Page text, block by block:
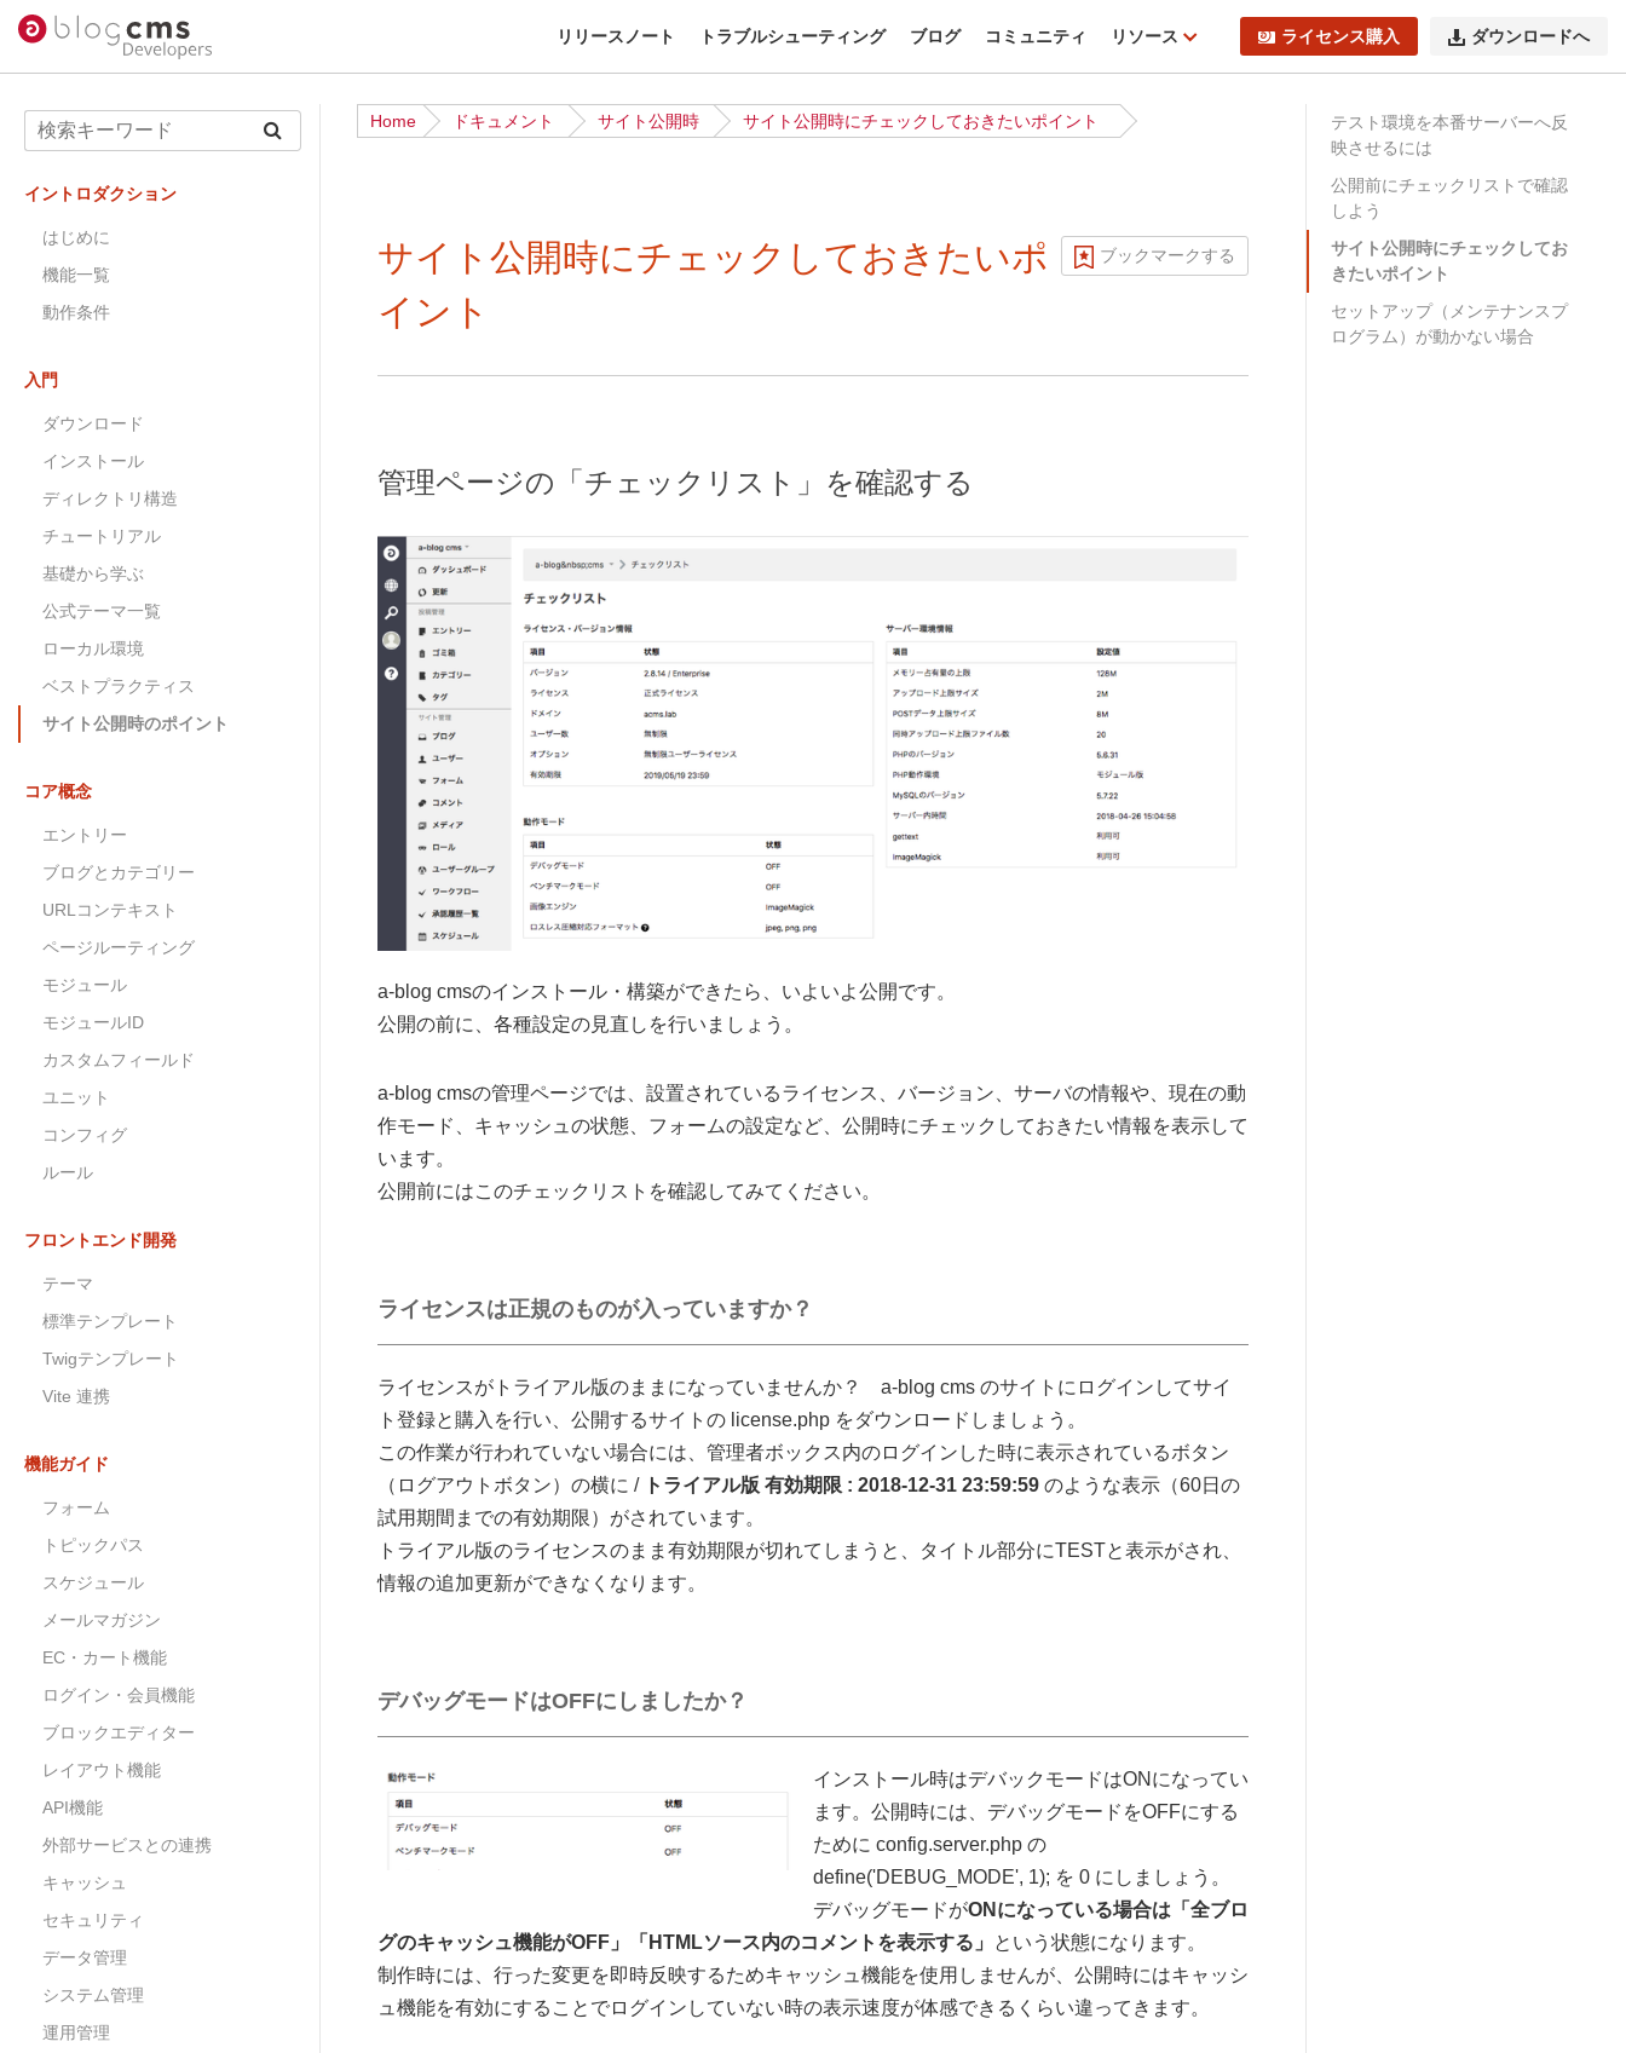
リリースノート トラブルシューティング ブログ コミュニティ リソース ライセンス購入 ダウンロードへ
Home ドキュメント サイト公開時 サイト公開時にチェックしておきたいポイント
ブックマークする
サイト公開時にチェックしておきたいポ
イント
管理ページの「チェックリスト」を確認する
a-blog cmsのインストール・構築ができたら、いよいよ公開です。
公開の前に、各種設定の見直しを行いましょう。
a-blog cmsの管理ページでは、設置されているライセンス、バージョン、サーバの情報や、現在の動
作モード、キャッシュの状態、フォームの設定など、公開時にチェックしておきたい情報を表示して
います。
公開前にはこのチェックリストを確認してみてください。
ライセンスは正規のものが入っていますか？
ライセンスがトライアル版のままになっていませんか？ a-blog cms のサイトにログインしてサイ
ト登録と購入を行い、公開するサイトの license.php をダウンロードしましょう。
この作業が行われていない場合には、管理者ボックス内のログインした時に表示されているボタン
（ログアウトボタン）の横に / トライアル版 有効期限 : 2018-12-31 23:59:59 のような表示（60日の
試用期間までの有効期限）がされています。
トライアル版のライセンスのまま有効期限が切れてしまうと、タイトル部分にTESTと表示がされ、
情報の追加更新ができなくなります。
デバッグモードはOFFにしましたか？
インストール時はデバックモードはONになってい
ます。公開時には、デバッグモードをOFFにする
ために config.server.php の
define('DEBUG_MODE', 1); を 0 にしましょう。
デバッグモードがONになっている場合は「全ブロ
グのキャッシュ機能がOFF」「HTMLソース内のコメントを表示する」
という状態になります。
制作時には、行った変更を即時反映するためキャッシュ機能を使用しませんが、公開時にはキャッシ
ュ機能を有効にすることでログインしていない時の表示速度が体感できるくらい違ってきます。
イントロダクション
はじめに
機能一覧
動作条件
入門
ダウンロード
インストール
ディレクトリ構造
チュートリアル
基礎から学ぶ
公式テーマ一覧
ローカル環境
ベストプラクティス
サイト公開時のポイント
コア概念
エントリー
ブログとカテゴリー
URLコンテキスト
ページルーティング
モジュール
モジュールID
カスタムフィールド
ユニット
コンフィグ
ルール
フロントエンド開発
テーマ
標準テンプレート
Twigテンプレート
Vite 連携
機能ガイド
フォーム
トピックパス
スケジュール
メールマガジン
EC・カート機能
ログイン・会員機能
ブロックエディター
レイアウト機能
API機能
外部サービスとの連携
キャッシュ
セキュリティ
データ管理
システム管理
運用管理
テスト環境を本番サーバーへ反
映させるには
公開前にチェックリストで確認
しよう
サイト公開時にチェックしてお
きたいポイント
セットアップ（メンテナンスプ
ログラム）が動かない場合